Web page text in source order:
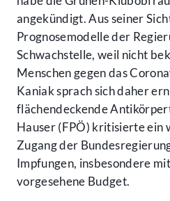
angekündigt. Aus seiner
Prognosemodelle der
Schwachstelle, weil nicht
Menschen gegen das
Kaniak sprach sich daher
flächendeckende
Hauser (FPÖ) kritisierte ein
Zugang der
Impfungen, insbesondere
vorgesehene Budget.